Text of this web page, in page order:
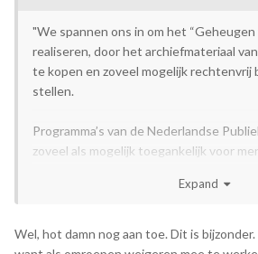
"We spannen ons in om het
realiseren, door het archiefmateriaal
te kopen en zoveel mogelijk rechtenvrij
stellen.
Programma’s van de Nederlandse
zoveel als mogelijk toegankelijk voor
van onder andere audiodescriptie,
Bron: Regeerakkoord 2021
Expand
Wel, hot damn nog aan toe. Dit is